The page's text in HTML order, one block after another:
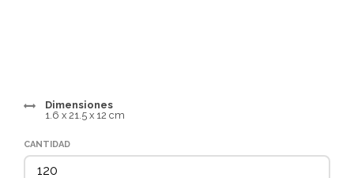
Dimensiones
1.6 x 21.5 x 12 cm
CANTIDAD